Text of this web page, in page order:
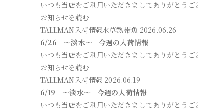
いつも当店をご利用いただきましてありがとう
お知らせを読む
TALLMAN入荷情報水草熱帯魚 2026.06.26
6/26 ～淡水～ 今週の入荷情報
いつも当店をご利用いただきましてありがとう
お知らせを読む
TALLMAN入荷情報 2026.06.19
6/19 ～淡水～ 今週の入荷情報
いつも当店をご利用いただきましてありがとう